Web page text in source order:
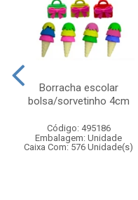
Borracha escolar
bolsa/sorvetinho 4cm
Código: 495186
Embalagem: Unidade
Caixa Com: 576 Unidade(s)